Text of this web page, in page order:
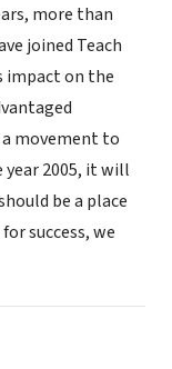
more than
joined Teach
impact on the
movement to
2005, it will
be a place
success, we